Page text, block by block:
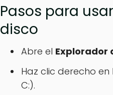
Pasos para
disco
Abre el Explorador
Haz clic derecho
C:).